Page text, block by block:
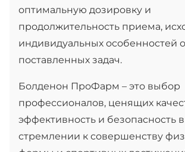
оптимальную дозировку и
продолжительность приема,
индивидуальных особенностей
поставленных задач.
Болденон ПроФарм – это выбор
профессионалов, ценящих
эффективность и безопасность в
стремлении к совершенству